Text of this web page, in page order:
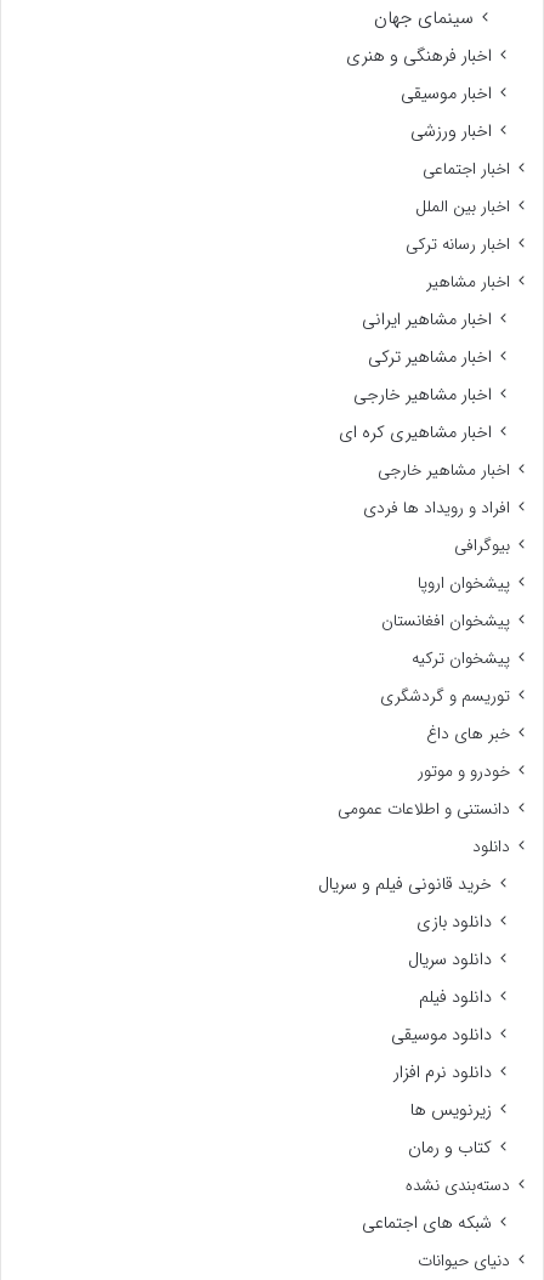
سینمای جهان
اخبار فرهنگی و هنری
اخبار موسیقی
اخبار ورزشی
اخبار اجتماعی
اخبار بین الملل
اخبار رسانه ترکی
اخبار مشاهیر
اخبار مشاهیر ایرانی
اخبار مشاهیر ترکی
اخبار مشاهیر خارجی
اخبار مشاهیری کره ای
اخبار مشاهیر خارجی
افراد و رویداد ها فردی
بیوگرافی
پیشخوان اروپا
پیشخوان افغانستان
پیشخوان ترکیه
توریسم و گردشگری
خبر های داغ
خودرو و موتور
دانستنی و اطلاعات عمومی
دانلود
خرید قانونی فیلم و سریال
دانلود بازی
دانلود سریال
دانلود فیلم
دانلود موسیقی
دانلود نرم افزار
زیرنویس ها
کتاب و رمان
دسته‌بندی نشده
شبکه های اجتماعی
دنیای حیوانات